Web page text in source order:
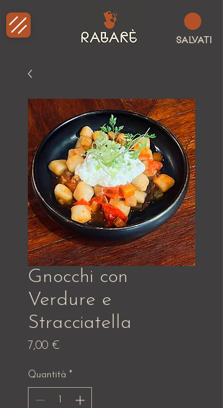
SALVATI
Gnocchi con
Verdure e
Stracciatella
7,00 €
Quantità *